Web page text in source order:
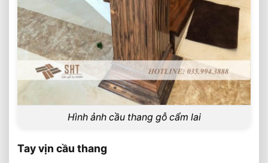
Hình ảnh cầu thang gỗ cẩm lai
Tay vịn cầu thang